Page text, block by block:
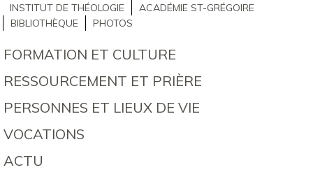
INSTITUT DE THÉOLOGIE
ACADÉMIE ST-GRÉGOIRE
BIBLIOTHÈQUE
PHOTOS
FORMATION ET CULTURE
RESSOURCEMENT ET PRIÈRE
PERSONNES ET LIEUX DE VIE
VOCATIONS
ACTU